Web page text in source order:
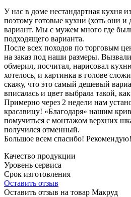
У нас в доме нестандартная кухня
поэтому готовые кухни (хоть они
вариант. Мы с мужем много где
подходящего варианта.
После всех походов по торговым
на заказ под наши размеры.
обмерил, посчитал, нарисовал
хотелось, и картинка в голове
скажу, что это самый дешевый
вписалась и цвет выбрала такой,
Примерно через 2 недели нам
красавицу! «Благодаря» нашим
помучиться с монтажом верхних
получился отменный.
Большое всем спасибо! Рекомендую!
Качество продукции
Уровень сервиса
Срок изготовления
Оставить отзыв
Оставить отзыв на товар Макруд